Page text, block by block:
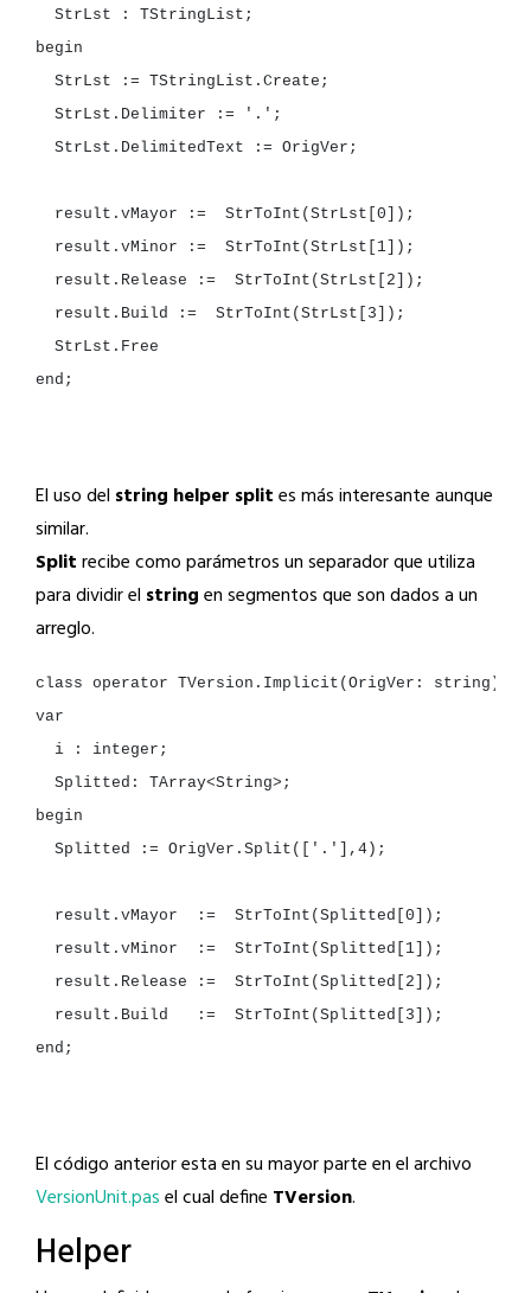
StrLst :
StrLst
:=
StrLst.Delimiter
:= '.'
StrLst.DelimitedText
:= OrigVer;
result.vMayor := StrToInt(StrLst[ 0
result.vMinor
:= StrToInt(StrLst[ 1
result.Release
:= StrToInt(StrLst[ 2
result.Build
:= StrToInt(StrLst[ 3
end ;
El uso del string helper splites más interesante aunque
similar.
Splitrecibe como parámetros un separador que utiliza
para dividir el stringen segmentos que son dados a un
arreglo.
class operator TVersion.Implicit(OrigVer: string ):
i
:
Splitted:
TArray<String
Splitted
:= OrigVer.Split([ '.' ], 4 );
result.vMayor := StrToInt(Splitted[ 0
result.vMinor
:= StrToInt(Splitted[ 1
result.Release
:= StrToInt(Splitted[ 2
result.Build
:= StrToInt(Splitted[ 3
end ;
El código anterior esta en su mayor parte en el archivo
VersionUnit.pasel cual define TVersion.
Helper